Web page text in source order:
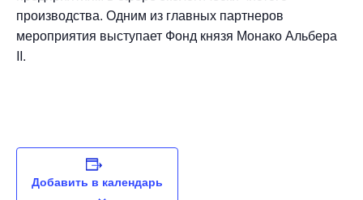
производства. Одним из главных партнеров
мероприятия выступает Фонд князя Монако Альбера
II.
Добавить в календарь